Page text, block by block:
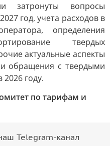
затронуты вопросы
год, учета расходов в
определения
твердых
актуальные аспекты
обращения с твердыми
году.
по тарифам и
Telegram-канал